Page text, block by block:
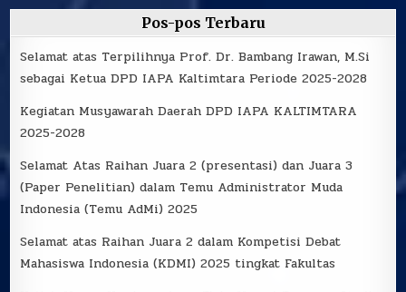
Pos-pos Terbaru
Selamat atas Terpilihnya Prof. Dr. Bambang Irawan, M.Si
sebagai Ketua DPD IAPA Kaltimtara Periode 2025-2028
Kegiatan Musyawarah Daerah DPD IAPA KALTIMTARA
2025-2028
Selamat Atas Raihan Juara 2 (presentasi) dan Juara 3
(Paper Penelitian) dalam Temu Administrator Muda
Indonesia (Temu AdMi) 2025
Selamat atas Raihan Juara 2 dalam Kompetisi Debat
Mahasiswa Indonesia (KDMI) 2025 tingkat Fakultas